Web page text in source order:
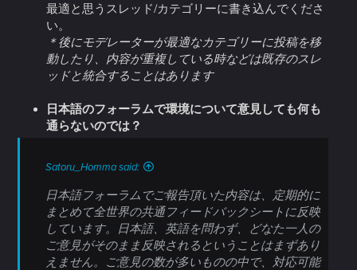
最適と思うスレッド/カテゴリーに書き込んでくださ
い。
＊後にモデレーターが最適なカテゴリーに投稿を移
動したり、内容が重複している時などは既存のスレ
ッドと統合することはあります
日本語のフォーラムで環境について意見しても何も
通らないのでは？
Satoru_Homma said:
日本語フォーラムでご報告頂いた内容は、定期的に
まとめて全世界の共通フィードバックシートに反映
しています。日本語、英語を問わず、どなた一人の
ご意見がそのまま反映されるということはまずあり
えません。ご意見の数が多いものの中で、対応可能